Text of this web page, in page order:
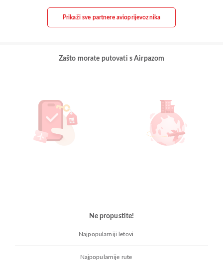
Prikaži sve partnere avioprijevoznika
Zašto morate putovati s Airpazom
Ne propustite!
Najpopularniji letovi
Najpopularnije rute